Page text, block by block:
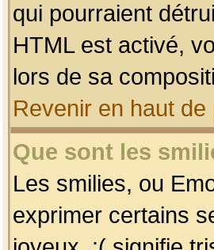
qui pourraient
HTML est activé,
lors de sa
Revenir en haut de
Que sont les
Les smilies, ou
exprimer certains